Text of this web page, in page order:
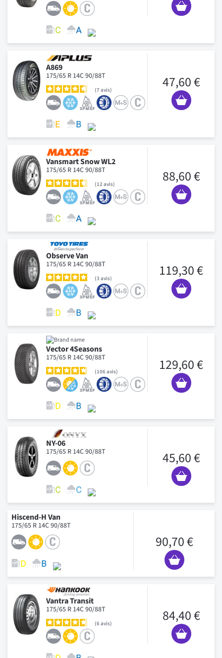
A869
175/65 R 14C 90/88T
7 avis 47,60 €
Vansmart Snow WL2
175/65 R 14C 90/88T
12 avis 88,60 €
Observe Van
175/65 R 14C 90/88T
3 avis 119,30 €
Vector 4Seasons
175/65 R 14C 90/88T
106avis 129,60 €
NY-06
175/65 R 14C 90/88T 45,60 €
Hiscend-H Van
175/65 R 14C 90/88T
90,70 €
Vantra Transit
175/65 R 14C 90/88T
6avis 84,40 €